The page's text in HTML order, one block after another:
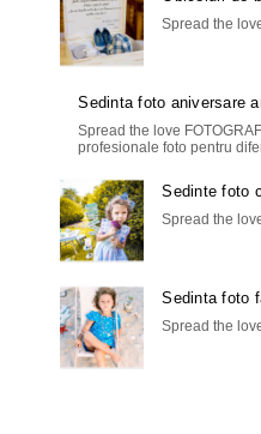
Spread the
Sedinta foto aniversare
Spread the love
profesionale foto pentru
Sedinte foto
Spread the
Sedinta foto
Spread the